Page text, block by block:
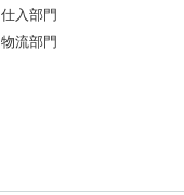
仕入部門
物流部門